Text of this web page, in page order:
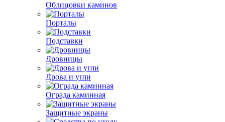
Облицовки каминов
Порталы
Подставки
Дровницы
Дрова и угли
Ограда каминная
Защитные экраны